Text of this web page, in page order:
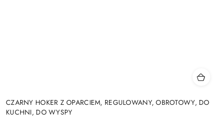
CZARNY HOKER Z OPARCIEM, REGULOWANY, OBROTOWY, DO
KUCHNI, DO WYSPY